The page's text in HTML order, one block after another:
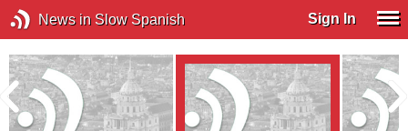
News in Slow Spanish Sign In